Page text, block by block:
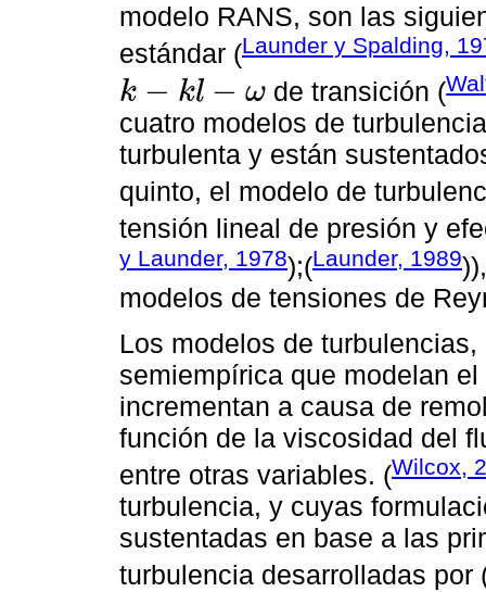
modelo RANS, son las
estándar (Launder y Spalding,
k − kl − ω
k-k ω de transición (
cuatro modelos de
turbulenta y están
quinto, el modelo de
tensión lineal de presión y
y Launder, 1978);(Launder, 1989
modelos de tensiones de
Los modelos de
semiempírica que modelan
incrementan a causa de
función de la viscosidad del
entre otras variables. (Wilcox,
turbulencia, y cuyas
sustentadas en base a las
turbulencia desarrolladas por